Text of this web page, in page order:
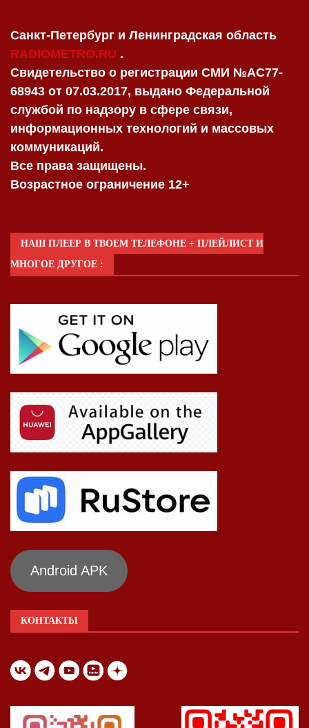
Санкт-Петербург и Ленинградская область
RADIOMETRO.RU .
Свидетельство о регистрации СМИ №AC77-
68943 от 07.03.2017, выдано Федеральной
службой по надзору в сфере связи,
информационных технологий и массовых
коммуникаций.
Все права защищены.
Возрастное ограничение 12+
НАШ ПЛЕЕР В ТВОЕМ ТЕЛЕФОНЕ + ПЛЕЙЛИСТ И
МНОГОЕ ДРУГОЕ :
Android APK
КОНТАКТЫ